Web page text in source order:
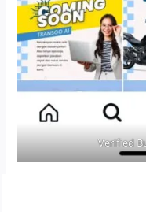
Verified